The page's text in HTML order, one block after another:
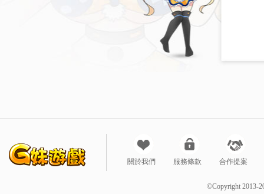
關於我們 服務條款 合作提案
©Copyright 2013-